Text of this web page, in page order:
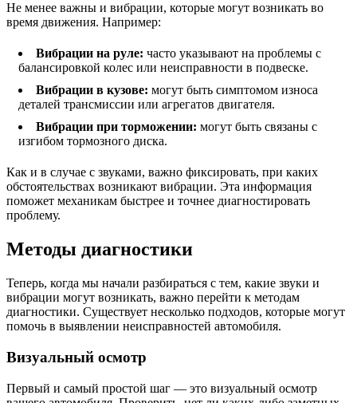
Не менее важны и вибрации, которые могут возникать во
время движения. Например:
Вибрации на руле: часто указывают на проблемы с
балансировкой колес или неисправности в подвеске.
Вибрации в кузове: могут быть симптомом износа
деталей трансмиссии или агрегатов двигателя.
Вибрации при торможении: могут быть связаны с
изгибом тормозного диска.
Как и в случае с звуками, важно фиксировать, при каких
обстоятельствах возникают вибрации. Эта информация
поможет механикам быстрее и точнее диагностировать
проблему.
Методы диагностики
Теперь, когда мы начали разбираться с тем, какие звуки и
вибрации могут возникать, важно перейти к методам
диагностики. Существует несколько подходов, которые могут
помочь в выявлении неисправностей автомобиля.
Визуальный осмотр
Первый и самый простой шаг — это визуальный осмотр